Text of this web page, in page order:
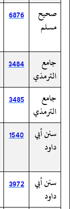
صحيح
مسلم
6876
جامع
الترمذي
3484
جامع
الترمذي
3485
سنن أبي
داود
1540
سنن أبي
داود
3972